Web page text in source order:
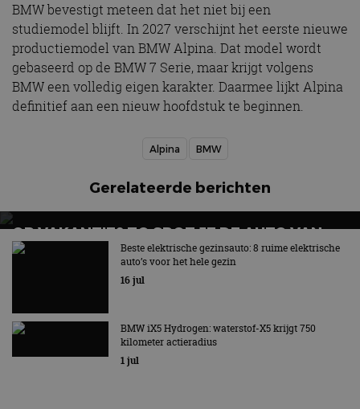
BMW bevestigt meteen dat het niet bij een
studiemodel blijft. In 2027 verschijnt het eerste nieuwe
productiemodel van BMW Alpina. Dat model wordt
gebaseerd op de BMW 7 Serie, maar krijgt volgens
BMW een volledig eigen karakter. Daarmee lijkt Alpina
definitief aan een nieuw hoofdstuk te beginnen.
Alpina BMW
Gerelateerde berichten
OP VAKANTIE? ZO SPOT JE DE AUTO VAN
MORGEN
Beste elektrische gezinsauto: 8 ruime elektrische
auto’s voor het hele gezin
16 jul
BMW iX5 Hydrogen: waterstof-X5 krijgt 750
kilometer actieradius
1 jul